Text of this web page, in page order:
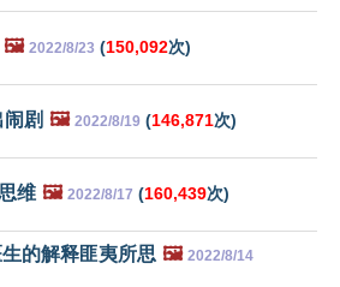
🖼️ 2022/8/23 (150,092次)
剧 🖼️ 2022/8/19 (146,871次)
维 🖼️ 2022/8/17 (160,439次)
的解释匪夷所思 🖼️ 2022/8/14